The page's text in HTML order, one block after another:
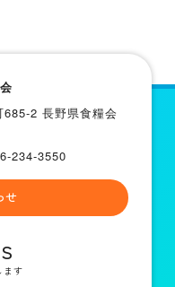
2 長野県食糧会
234-3550
せ
ます